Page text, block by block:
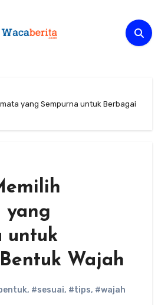
yang Sempurna untuk Berbagai
yang
untuk
Wajah
, #sesuai, #tips, #wajah